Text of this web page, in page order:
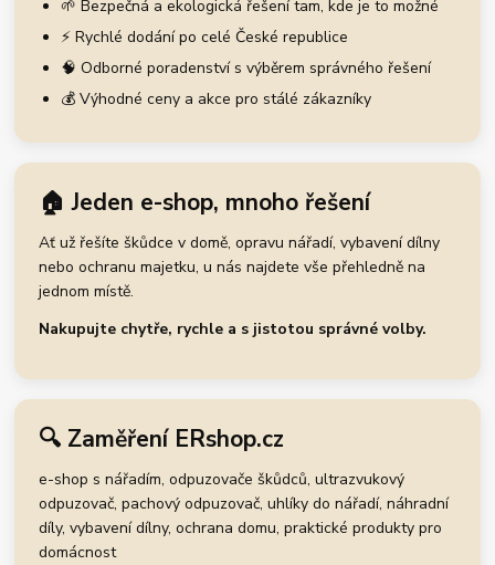
🌱 Bezpečná a ekologická řešení tam, kde je to možné
⚡ Rychlé dodání po celé České republice
🧠 Odborné poradenství s výběrem správného řešení
💰 Výhodné ceny a akce pro stálé zákazníky
🏠 Jeden e-shop, mnoho řešení
Ať už řešíte škůdce v domě, opravu nářadí, vybavení dílny
nebo ochranu majetku, u nás najdete vše přehledně na
jednom místě.
Nakupujte chytře, rychle a s jistotou správné volby.
🔍 Zaměření ERshop.cz
e-shop s nářadím, odpuzovače škůdců, ultrazvukový
odpuzovač, pachový odpuzovač, uhlíky do nářadí, náhradní
díly, vybavení dílny, ochrana domu, praktické produkty pro
domácnost